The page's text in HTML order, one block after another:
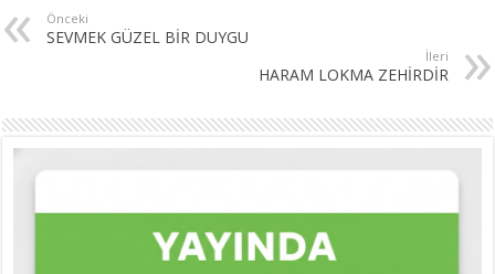
Önceki
SEVMEK GÜZEL BİR DUYGU
İleri
HARAM LOKMA ZEHİRDİR